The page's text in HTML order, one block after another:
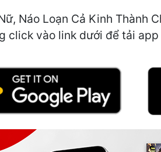
Náo Loạn Cả Kinh Thành
click vào link dưới để tải app